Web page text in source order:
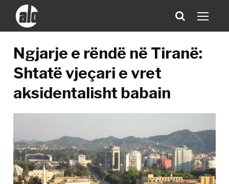
Ngjarje e rëndë në Tiranë:
Shtatë vjeçari e vret
aksidentalisht babain